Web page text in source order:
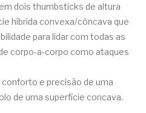
dois thumbsticks de altura
híbrida convexa/côncava que
para lidar com todas as
corpo-a-corpo como ataques
e precisão de uma
de uma superfície concava.